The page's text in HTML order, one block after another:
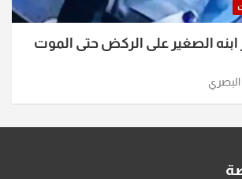
ابنه الصغير على الركض حتى الموت